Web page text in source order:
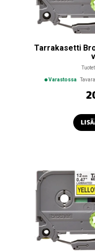
Tarrakasetti
Varastossa